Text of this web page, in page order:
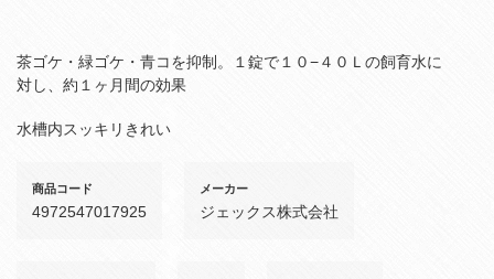
茶ゴケ・緑ゴケ・青コを抑制。１錠で１０−４０Ｌの飼育水に
対し、約１ヶ月間の効果
水槽内スッキリきれい
商品コード
4972547017925
メーカー
ジェックス株式会社